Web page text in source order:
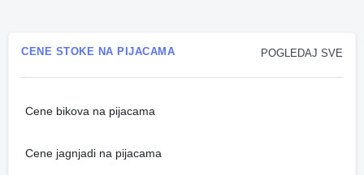
POGLEDAJ SVE
CENE STOKE NA PIJACAMA
Cene bikova na pijacama
Cene jagnjadi na pijacama